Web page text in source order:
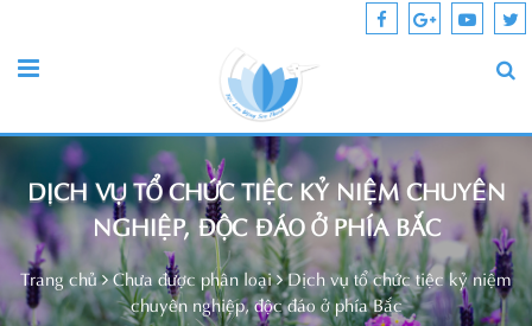
DỊCH VỤ TỔ CHỨC TIỆC KỶ NIỆM CHUYÊN
NGHIỆP, ĐỘC ĐÁO Ở PHÍA BẮC
Trang chủ Chưa được phân loại Dịch vụ tổ chức tiệc kỷ niệm
chuyên nghiệp, độc đáo ở phía Bắc